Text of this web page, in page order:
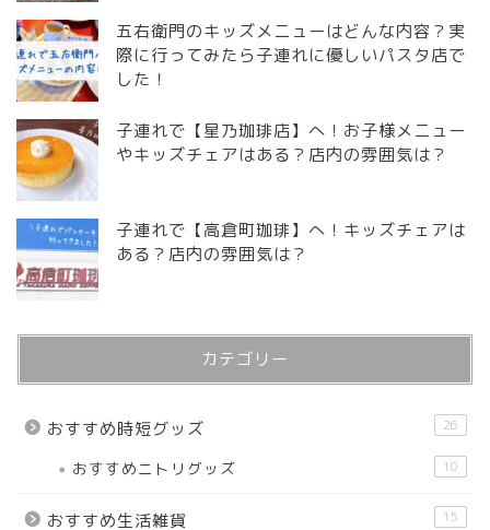
五右衛門のキッズメニューはどんな内容？実
際に行ってみたら子連れに優しいパスタ店で
した！
子連れで【星乃珈琲店】へ！お子様メニュー
やキッズチェアはある？店内の雰囲気は？
子連れで【高倉町珈琲】へ！キッズチェアは
ある？店内の雰囲気は？
カテゴリー
おすすめ時短グッズ 26
おすすめニトリグッズ 10
おすすめ生活雑貨 15